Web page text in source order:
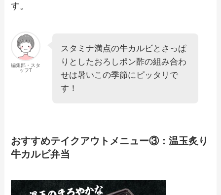
す。
編集部・スタ
ッフT
スタミナ満点の牛カルビとさっぱ
りとしたおろしポン酢の組み合わ
せは暑いこの季節にピッタリで
す！
おすすめテイクアウトメニュー③：温玉炙り
牛カルビ弁当